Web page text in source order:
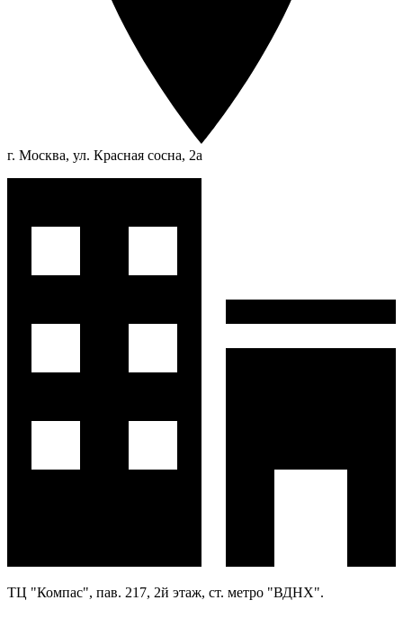
г. Москва, ул. Красная сосна, 2а
ТЦ "Компас", пав. 217, 2й этаж, ст. метро "ВДНХ".